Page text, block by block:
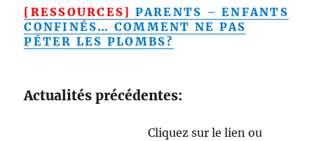
[RESSOURCES] PARENTS – ENFANTS
CONFINÉS… COMMENT NE PAS
PÉTER LES PLOMBS?
Actualités précédentes:
Cliquez sur le lien ou